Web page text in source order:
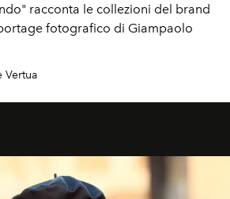
racconta le collezioni del brand
fotografico di Giampaolo
Vertua